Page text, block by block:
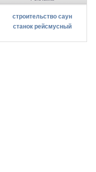
строительство саун
станок рейсмусный